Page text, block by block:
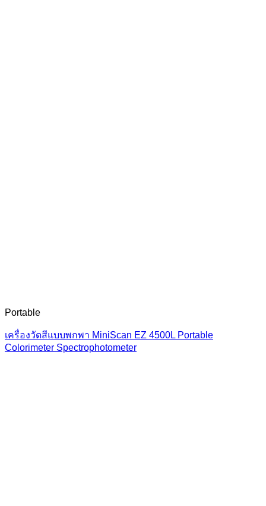
Portable
เครื่องวัดสีแบบพกพา MiniScan EZ 4500L Portable
Colorimeter Spectrophotometer